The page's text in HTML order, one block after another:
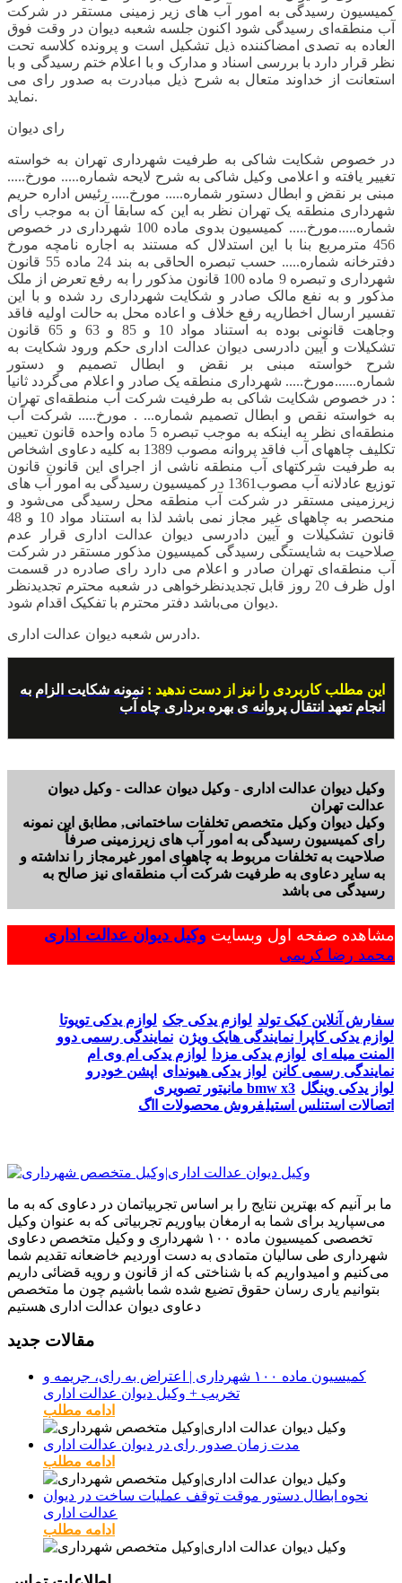
کمیسیون رسیدگی به امور آب های زیر زمینی مستقر در شرکت
آب منطقه‌ای رسیدگی شود اکنون جلسه شعبه دیوان در وقت فوق
العاده به تصدی امضاکننده ذیل تشکیل است و پرونده کلاسه تحت
نظر قرار دارد با بررسی اسناد و مدارک و با اعلام ختم رسیدگی و با
استعانت از خداوند متعال به شرح ذیل مبادرت به صدور رای می
نماید.
رای دیوان
در خصوص شکایت شاکی به طرفیت شهرداری تهران به خواسته
تغییر یافته و اعلامی وکیل شاکی به شرح لایحه شماره..... مورخ.....
مبنی بر نقض و ابطال دستور شماره..... مورخ..... رئیس اداره حریم
شهرداری منطقه یک تهران نظر به این که سابقا آن به موجب رای
شماره.....مورخ..... کمیسیون بدوی ماده 100 شهرداری در خصوص
456 مترمربع بنا با این استدلال که مستند به اجاره نامچه مورخ
دفترخانه شماره..... حسب تبصره الحاقی به بند 24 ماده 55 قانون
شهرداری و تبصره 9 ماده 100 قانون مذکور را به رفع تعرض از ملک
مذکور و به نفع مالک صادر و شکایت شهرداری رد شده و با این
تفسیر ارسال اخطاریه رفع خلاف و اعاده محل به حالت اولیه فاقد
وجاهت قانونی بوده به استناد مواد 10 و 85 و 63 و 65 قانون
تشکیلات و آیین دادرسی دیوان عدالت اداری حکم ورود شکایت به
شرح خواسته مبنی بر نقض و ابطال تصمیم و دستور
شماره......مورخ..... شهرداری منطقه یک صادر و اعلام می‌گردد ثانیا
: در خصوص شکایت شاکی به طرفیت شرکت آب منطقه‌ای تهران
به خواسته نقص و ابطال تصمیم شماره... . مورخ..... شرکت آب
منطقه‌ای نظر به اینکه به موجب تبصره 5 ماده واحده قانون تعیین
تکلیف چاههای آب فاقد پروانه مصوب 1389 به کلیه دعاوی اشخاص
به طرفیت شرکتهای آب منطقه ناشی از اجرای این قانون قانون
توزیع عادلانه آب مصوب1361 در کمیسیون رسیدگی به امور آب های
زیرزمینی مستقر در شرکت آب منطقه محل رسیدگی می‌شود و
منحصر به چاههای غیر مجاز نمی باشد لذا به استناد مواد 10 و 48
قانون تشکیلات و آیین دادرسی دیوان عدالت اداری قرار عدم
صلاحیت به شایستگی رسیدگی کمیسیون مذکور مستقر در شرکت
آب منطقه‌ای تهران صادر و اعلام می دارد رای صادره در قسمت
اول ظرف 20 روز قابل تجدیدنظرخواهی در شعبه محترم تجدیدنظر
دیوان می‌باشد دفتر محترم با تفکیک اقدام شود.
دادرس شعبه دیوان عدالت اداری.
این مطلب کاربردی را نیز از دست ندهید : نمونه شکایت الزام به
انجام تعهد انتقال پروانه ی بهره برداری چاه آب
وکیل دیوان عدالت اداری - وکیل دیوان عدالت - وکیل دیوان
عدالت تهران
وکیل دیوان وکیل متخصص تخلفات ساختمانی, مطابق این نمونه
رای کمیسیون رسیدگی به امور آب های زیرزمینی صرفاً
صلاحیت به تخلفات مربوط به چاههای امور غیرمجاز را نداشته و
به سایر دعاوی به طرفیت شرکت آب منطقه‌ای نیز صالح به
رسیدگی می باشد
مشاهده صفحه اول وبسایت وکیل دیوان عدالت اداری
محمد رضا کریمی
سفارش آنلاین کیک تولد لوازم یدکی جک لوازم یدکی تویوتا
لوازم یدکی کاپرا
نمایندگی هایک ویژن نمایندگی رسمی دوو
المنت میله ای لوازم یدکی مزدا
لوازم یدکی ام وی ام
نمایندگی رسمی کانن لواز یدکی هیوندای
اپشن خودرو
مانیتور تصویری bmw x3 لواز یدکی وینگل
اتصالات استنلس استیلفروش محصولات ااگ
ما بر آنیم که بهترین نتایج را بر اساس تجربیاتمان در دعاوی که به ما
می‌سپارید برای شما به ارمغان بیاوریم تجربیاتی که به عنوان وکیل
تخصصی کمیسیون ماده ۱۰۰ شهرداری و وکیل متخصص دعاوی
شهرداری طی سالیان متمادی به دست آوردیم خاضعانه تقدیم شما
می‌کنیم و امیدواریم که با شناختی که از قانون و رویه قضائی داریم
بتوانیم یاری رسان حقوق تضیع شده شما باشیم چون ما متخصص
دعاوی دیوان عدالت اداری هستیم
مقالات جدید
کمیسیون ماده ۱۰۰ شهرداری | اعتراض به رای، جریمه و
تخریب + وکیل دیوان عدالت اداری
ادامه مطلب
مدت زمان صدور رای در دیوان عدالت اداری
ادامه مطلب
نحوه ابطال دستور موقت توقف عملیات ساخت در دیوان
عدالت اداری
ادامه مطلب